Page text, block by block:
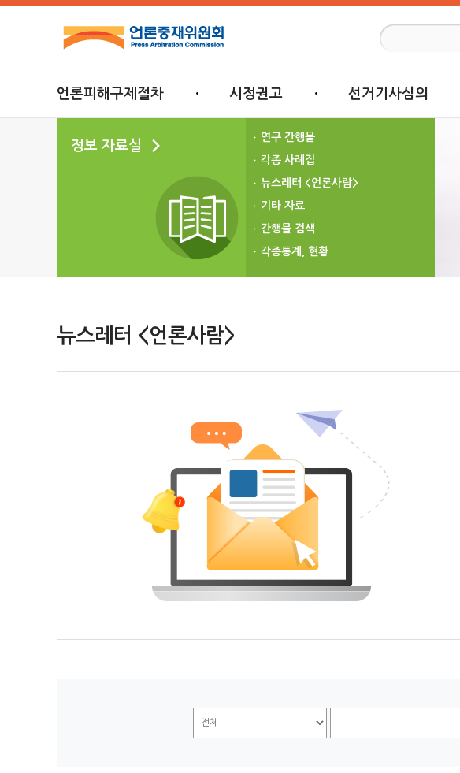
언론피해구제절차 시정권고 선거기사심의
정보 자료실
연구 간행물
각종 사례집
뉴스레터 <언론사람>
기타 자료
간행물 검색
각종통계, 현황
뉴스레터 <언론사람>